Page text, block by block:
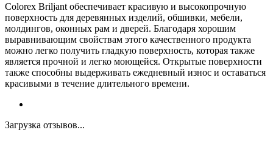
Colorex Briljant обеспечивает красивую и высокопрочную
поверхность для деревянных изделий, обшивки, мебели,
молдингов, оконных рам и дверей. Благодаря хорошим
выравнивающим свойствам этого качественного продукта
можно легко получить гладкую поверхность, которая также
является прочной и легко моющейся. Открытые поверхности
также способны выдерживать ежедневный износ и оставаться
красивыми в течение длительного времени.
Загрузка отзывов...